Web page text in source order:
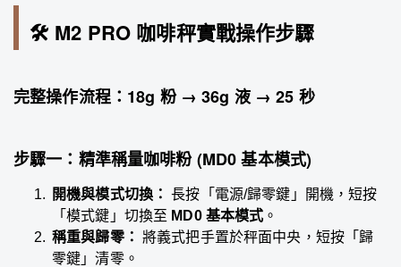
🛠️ M2 PRO 咖啡秤實戰操作步驟
完整操作流程：18g 粉 → 36g 液 → 25 秒
步驟一：精準稱量咖啡粉 (MD0 基本模式)
開機與模式切換： 長按「電源/歸零鍵」開機，短按
「模式鍵」切換至 MD0 基本模式 。
稱重與歸零： 將義式把手置於秤面中央，短按「歸
零鍵」清零。